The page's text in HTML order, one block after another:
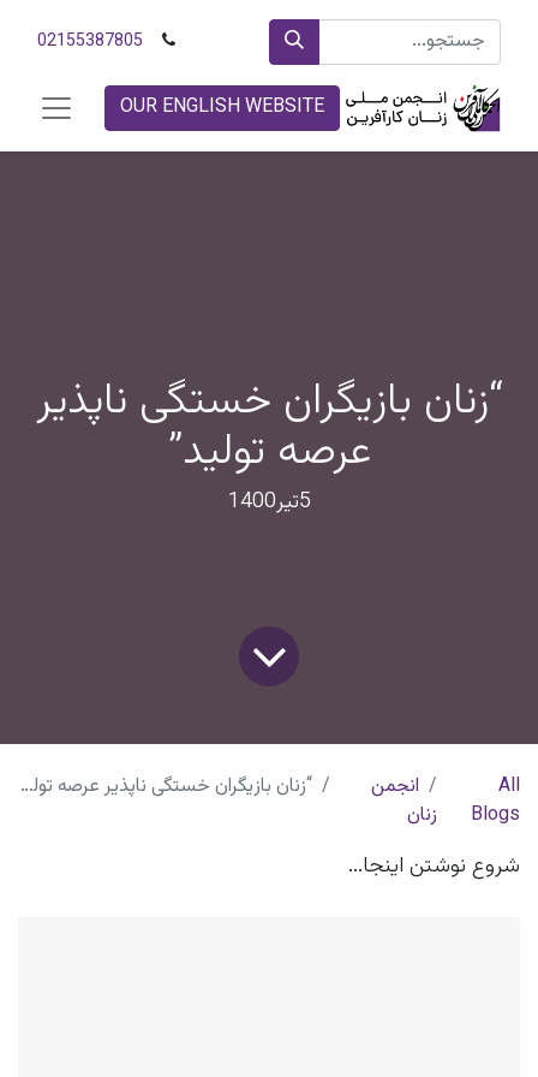
02155387805
OUR ENGLISH WEBSITE
“زنان بازیگران خستگی ناپذیر
عرصه تولید”
5تیر1400
All
Blogs
انجمن
زنان
“زنان بازیگران خستگی ناپذیر عرصه تولید”
شروع نوشتن اینجا...